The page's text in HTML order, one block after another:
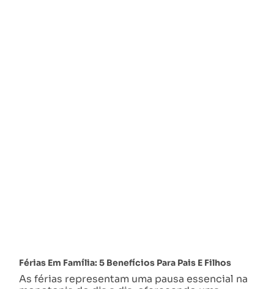
Férias Em Família: 5 Benefícios Para Pais E Filhos
As férias representam uma pausa essencial na